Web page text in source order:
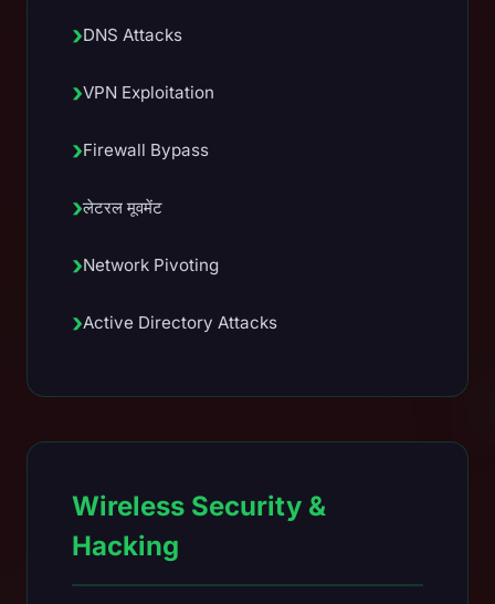
›DNS Attacks
›VPN Exploitation
›Firewall Bypass
›लेटरल मूवमेंट
›Network Pivoting
›Active Directory Attacks
Wireless Security &
Hacking